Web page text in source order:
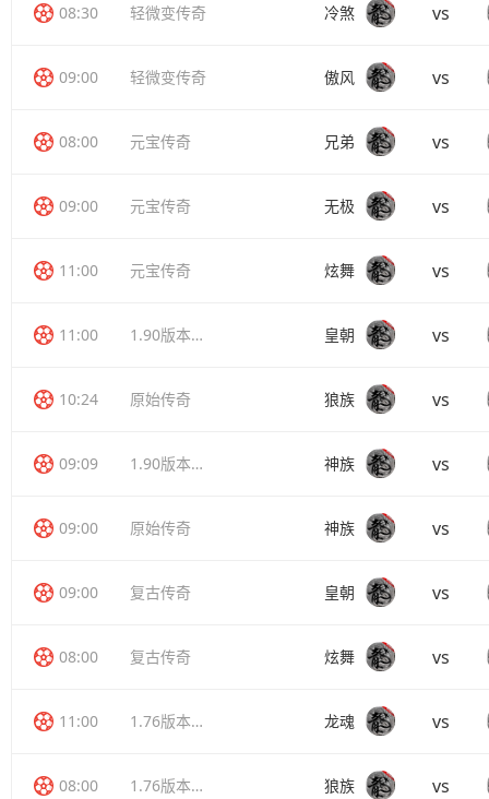
08:30 轻微变传奇 冷煞 vs
09:00 轻微变传奇 傲风 vs
08:00 元宝传奇 兄弟 vs
09:00 元宝传奇 无极 vs
11:00 元宝传奇 炫舞 vs
11:00 1.90版本传奇 皇朝 vs
10:24 原始传奇 狼族 vs
09:09 1.90版本传奇 神族 vs
09:00 原始传奇 神族 vs
09:00 复古传奇 皇朝 vs
08:00 复古传奇 炫舞 vs
11:00 1.76版本传奇 龙魂 vs
08:00 1.76版本传奇 狼族 vs